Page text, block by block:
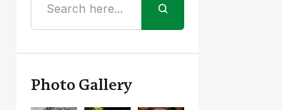
Photo Gallery